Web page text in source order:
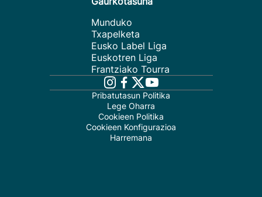
Munduko
Txapelketa
Eusko Label Liga
Euskotren Liga
Frantziako Tourra
Pribatutasun Politika
Lege Oharra
Cookieen Politika
Cookieen Konfigurazioa
Harremana